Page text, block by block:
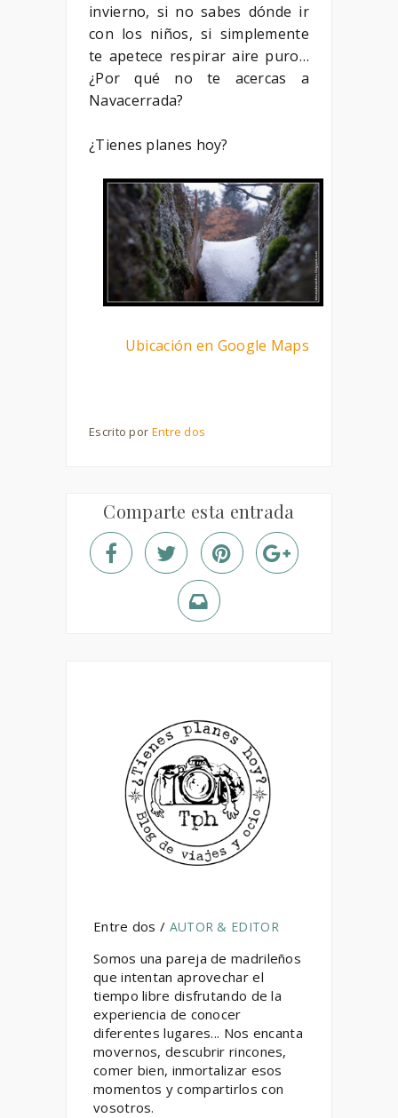
invierno, si no sabes dónde ir
con los niños, si simplemente
te apetece respirar aire puro…
¿Por qué no te acercas a
Navacerrada?
¿Tienes planes hoy?
Ubicación en Google Maps
Escrito por Entre dos
Comparte esta entrada
Entre dos / AUTOR & EDITOR
Somos una pareja de madrileños
que intentan aprovechar el
tiempo libre disfrutando de la
experiencia de conocer
diferentes lugares... Nos encanta
movernos, descubrir rincones,
comer bien, inmortalizar esos
momentos y compartirlos con
vosotros.